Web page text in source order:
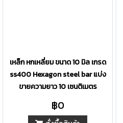
เหล็ก หกเหลี่ยม ขนาด 10 มิล เกรด
ss400 Hexagon steel bar แบ่ง
ขายความยาว 10 เซนติเมตร
฿0